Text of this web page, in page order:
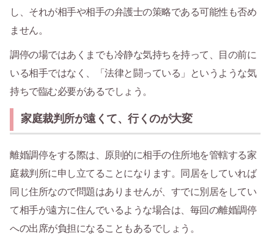
し、それが相手や相手の弁護士の策略である可能性も否め
ません。
調停の場ではあくまでも冷静な気持ちを持って、目の前に
いる相手ではなく、「法律と闘っている」というような気
持ちで臨む必要があるでしょう。
家庭裁判所が遠くて、行くのが大変
離婚調停をする際は、原則的に相手の住所地を管轄する家
庭裁判所に申し立てることになります。同居をしていれば
同じ住所なので問題はありませんが、すでに別居をしてい
て相手が遠方に住んでいるような場合は、毎回の離婚調停
への出席が負担になることもあるでしょう。